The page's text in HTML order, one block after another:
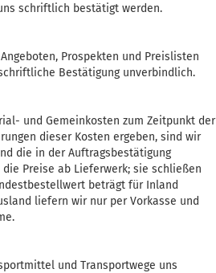
schriftlich bestätigt werden.
Prospekten und Preislisten
Bestätigung unverbindlich.
und Gemeinkosten zum Zeitpunkt der
dieser Kosten ergeben, sind wir
die in der Auftragsbestätigung
Preise ab Lieferwerk; sie schließen
beträgt für Inland
liefern wir nur per Vorkasse und
und Transportwege uns